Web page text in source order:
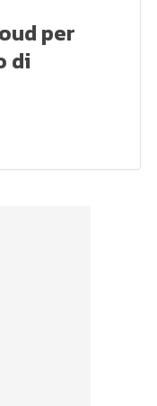
per
di